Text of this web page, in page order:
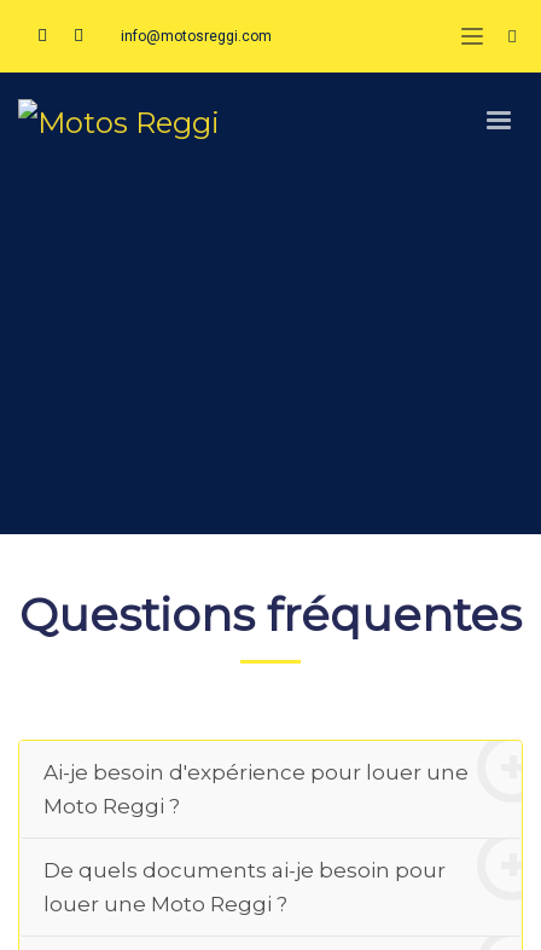
info@motosreggi.com
Questions fréquentes
Ai-je besoin d'expérience pour louer une
Moto Reggi ?
De quels documents ai-je besoin pour
louer une Moto Reggi ?